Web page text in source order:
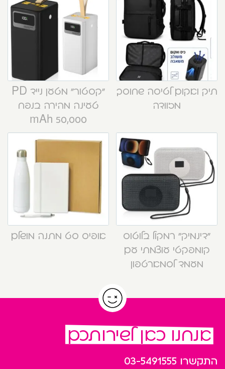
תיק ואקום לטיסה שחוסך
מזוודה
“קסטור” מטען נייד PD
טעינה מהירה בנפח
50,000 mAh
“דינמיק” רמקול בלוטוס
קומפקטי עוצמתי עם
מעמד לסמארטפון
אופיס סט מתנה מושלם
אנחנו כאן לשירותכם
התקשרו 03-5491555